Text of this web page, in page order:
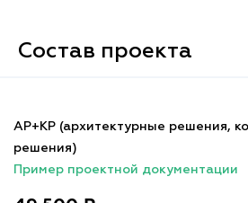
Состав проекта
АР+КР (архитектурные решения,
решения)
Пример проектной документации